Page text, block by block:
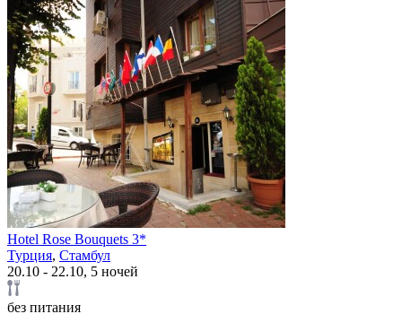
Hotel Rose Bouquets 3*
Турция, Стамбул
20.10 - 22.10, 5 ночей
без питания